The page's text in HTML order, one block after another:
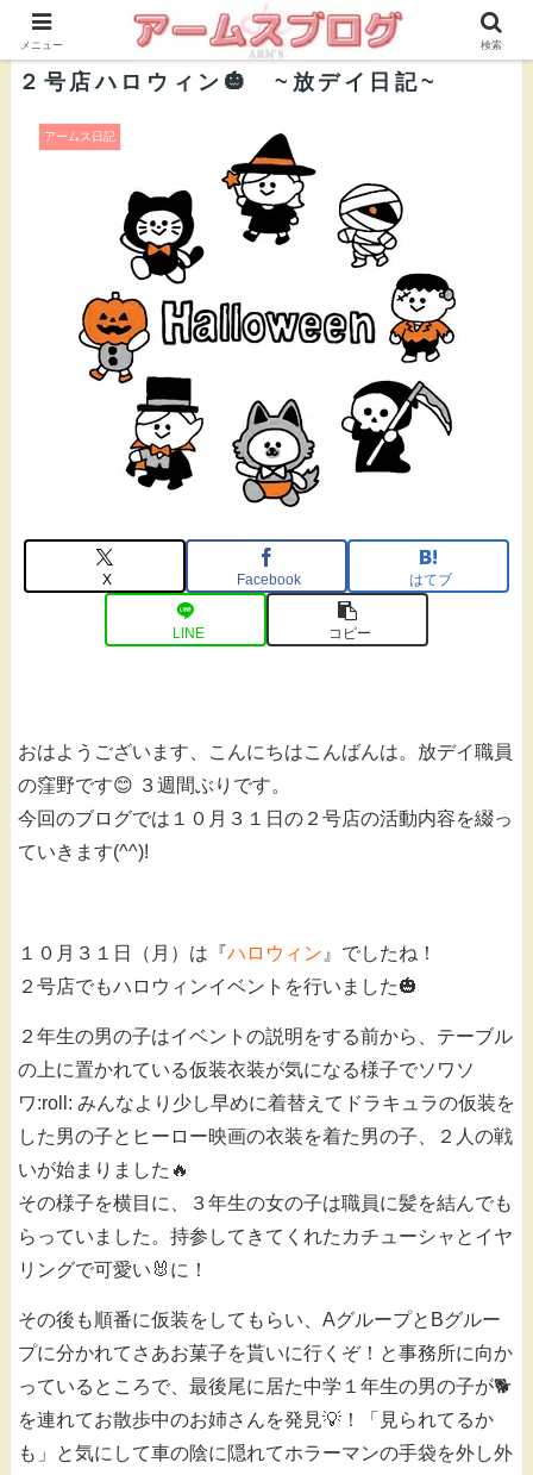
株式会社ＡＲＭ’Ｓ 公式ブログ
２号店ハロウィン🎃 ~放デイ日記~
アームス日記
X Facebook はてブ
LINE コピー
おはようございます、こんにちはこんばんは。放デイ職員
の窪野です😊 ３週間ぶりです。
今回のブログでは１０月３１日の２号店の活動内容を綴っ
ていきます(^^)!
１０月３１日（月）は『ハロウィン 』でしたね！
２号店でもハロウィンイベントを行いました🎃
２年生の男の子はイベントの説明をする前から、テーブル
の上に置かれている仮装衣装が気になる様子でソワソ
ワ:roll: みんなより少し早めに着替えてドラキュラの仮装を
した男の子とヒーロー映画の衣装を着た男の子、２人の戦
いが始まりました🔥
その様子を横目に、３年生の女の子は職員に髪を結んでも
らっていました。持参してきてくれたカチューシャとイヤ
リングで可愛い🐰に！
その後も順番に仮装をしてもらい、AグループとBグルー
プに分かれてさあお菓子を貰いに行くぞ！と事務所に向か
っているところで、最後尾に居た中学１年生の男の子が🐕
を連れてお散歩中のお姉さんを発見💡！「見られてるか
も」と気にして車の陰に隠れてホラーマンの手袋を外し外
メニュー 検索